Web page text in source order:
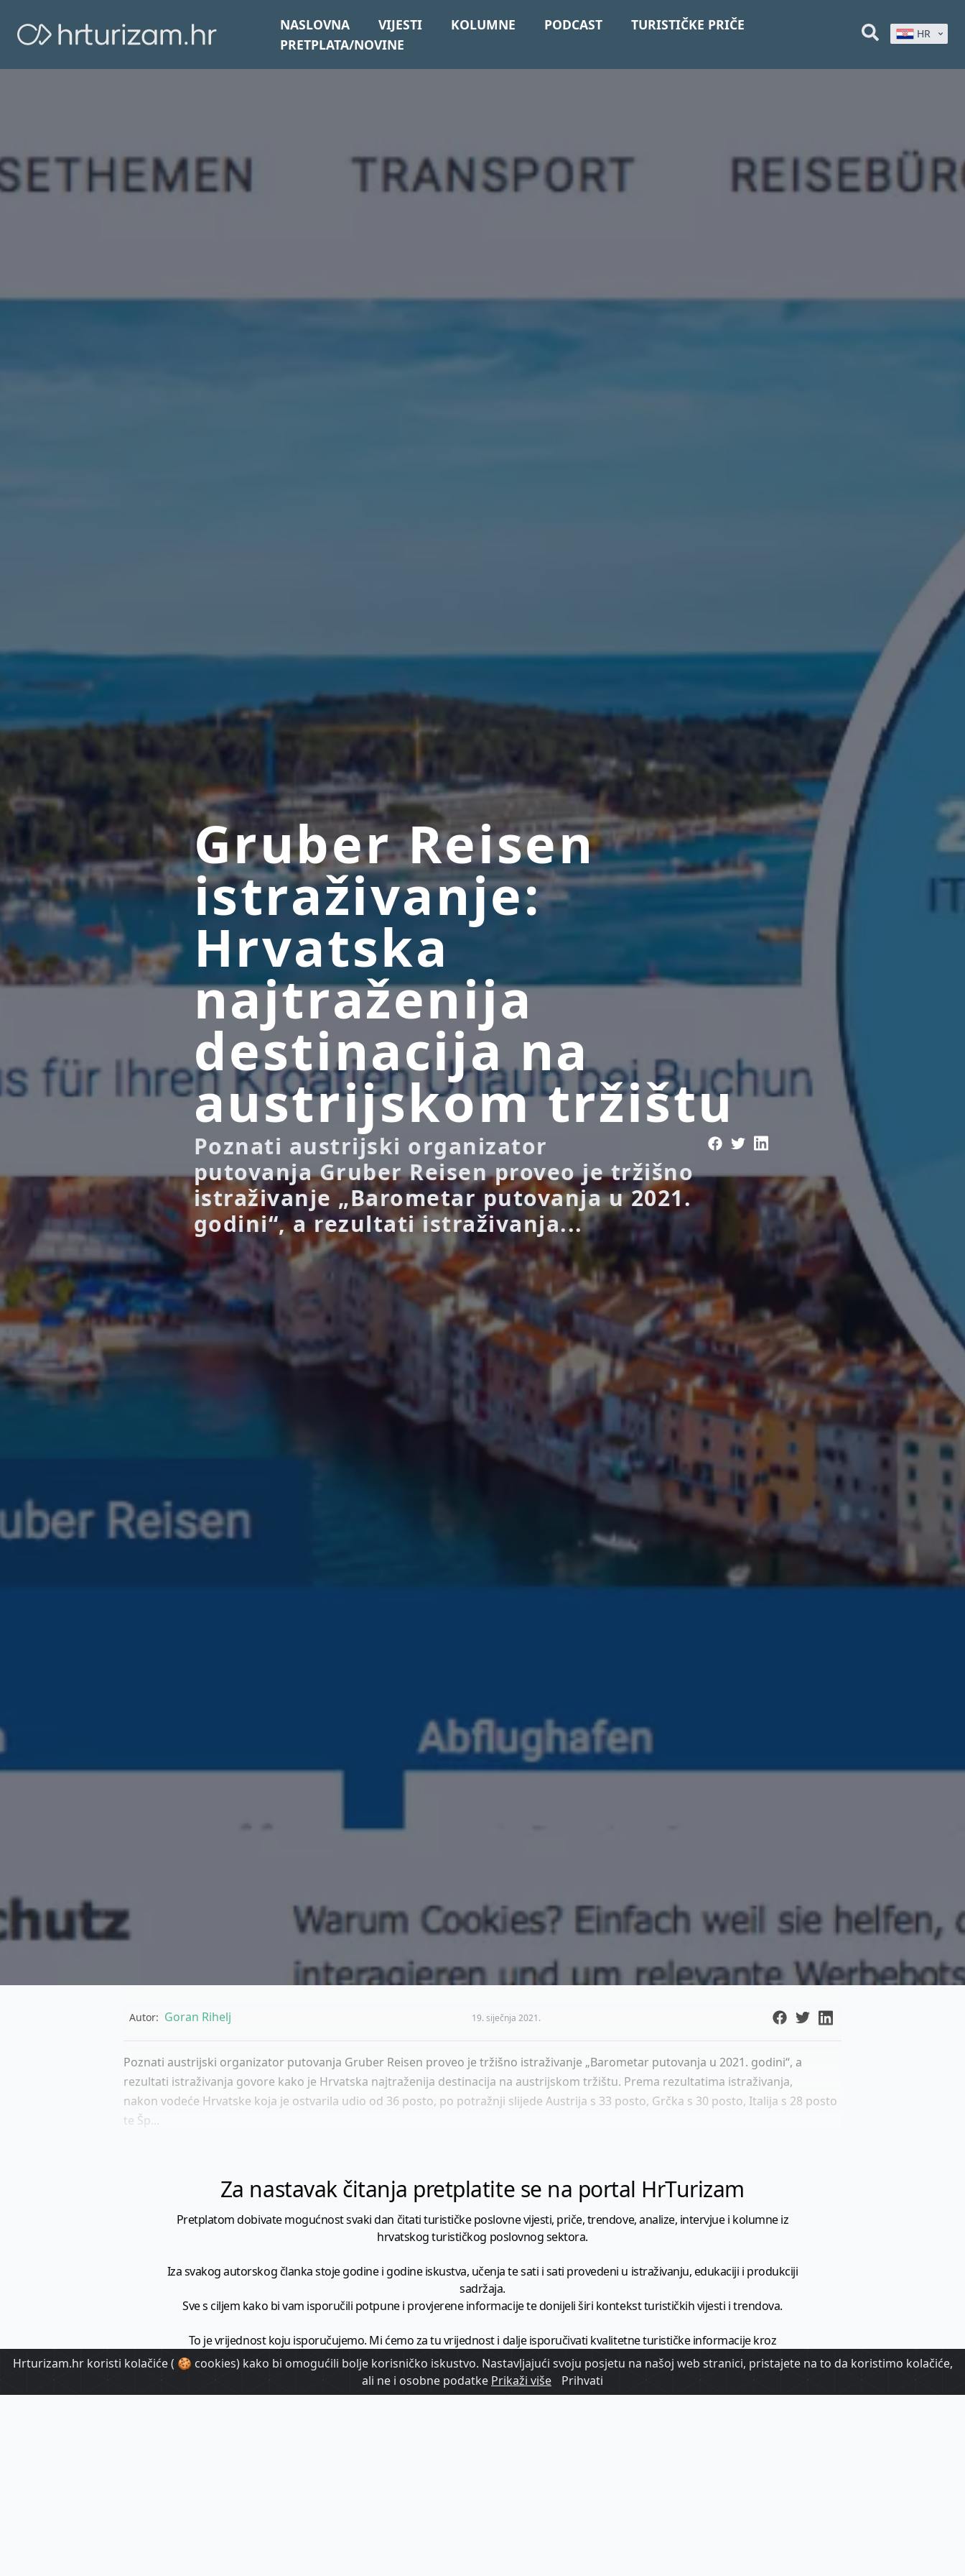
NASLOVNA VIJESTI KOLUMNE PODCAST
TURISTIČKE PRIČE
PRETPLATA/NOVINE
HR
Gruber Reisen
istraživanje:
Hrvatska
najtraženija
destinacija na
austrijskom tržištu
Poznati austrijski organizator
putovanja Gruber Reisen proveo je tržišno
istraživanje „Barometar putovanja u 2021.
godini“, a rezultati istraživanja...
Autor: Goran Rihelj 19. siječnja 2021.
Poznati austrijski organizator putovanja Gruber Reisen proveo je tržišno istraživanje „Barometar putovanja u 2021. godini“, a
rezultati istraživanja govore kako je Hrvatska najtraženija destinacija na austrijskom tržištu. Prema rezultatima istraživanja,
nakon vodeće Hrvatske koja je ostvarila udio od 36 posto, po potražnji slijede Austrija s 33 posto, Grčka s 30 posto, Italija s 28 posto
te Šp...
Za nastavak čitanja pretplatite se na portal HrTurizam
Pretplatom dobivate mogućnost svaki dan čitati turističke poslovne vijesti, priče, trendove, analize, intervjue i kolumne iz
hrvatskog turističkog poslovnog sektora.
Iza svakog autorskog članka stoje godine i godine iskustva, učenja te sati i sati provedeni u istraživanju, edukaciji i produkciji
sadržaja.
Sve s ciljem kako bi vam isporučili potpune i provjerene informacije te donijeli širi kontekst turističkih vijesti i trendova.
To je vrijednost koju isporučujemo. Mi ćemo za tu vrijednost i dalje isporučivati kvalitetne turističke informacije kroz
minimalno1728 članaka godišnje
HrTurizam - vaš izvor informacija iz poslovnog svijeta hrvatskog turizma.
Hrturizam.hr koristi kolačiće ( 🍪 cookies) kako bi omogućili bolje korisničko iskustvo. Nastavljajući svoju posjetu na našoj web stranici, pristajete na to da koristimo kolačiće,
ali ne i osobne podatke Prikaži više Prihvati